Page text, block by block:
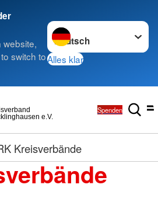
website,
switch to
Sprache wechseln zu
Alles klar
e.V.
Spenden
Kreisverbände